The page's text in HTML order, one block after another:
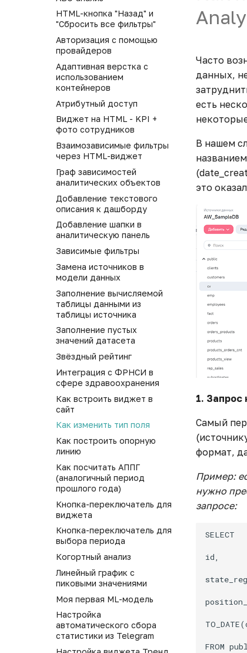
источника
Общий доступ
Действия пользователей
Работа с каталогами
Удаление модели
Клонирование модели
модели
Правила доступа
Наследуемые права
Действия пользователей
Настройка индексов
данных
Вычисляемые поля
Вычисляемые таблицы
ETL-редактор
Работа с каталогами
Расчетные агрегаты
Настройка
форматирования
Переменные
Параметры поля в
структуре
панели
Просмотр данных в модели
Удаление виджета
Клонирование виджета
Экспорт данных
Управление публичным
доступом
Наследуемые права
Действия пользователей
Замена модели
Просмотр виджетов
Предпросмотр панели
Управление структурой
Управление фильтрами
Закладки
Просмотр панели
Экспорт данных
Управление публичным
доступом
Email рассылки
Общий доступ
Наследуемые права
Действия пользователей
Фильтры
Переменные
Контейнеры
Вкладки
Кнопки
Изображения
Текст
Работа с каталогами
Провайдеры
Публичные ссылки
Настройка рассылки по
email
Публичные ссылки
Действия пользователей
HTML-кнопка "Назад" и
"Сбросить все фильтры"
Авторизация с помощью
провайдеров
Адаптивная верстка с
использованием
контейнеров
Атрибутный доступ
Виджет на HTML - KPI +
фото сотрудников
Взаимозависимые фильтры
через HTML-виджет
Граф зависимостей
аналитических объектов
Добавление текстового
описания к дашборду
Добавление шапки в
аналитическую панель
Зависимые фильтры
Замена источников в
модели данных
Заполнение вычисляемой
таблицы данными из
таблицы источника
Заполнение пустых
значений датасета
Звёздный рейтинг
Интеграция с ФРНСИ в
сфере здравоохранения
Как встроить виджет в
сайт
Как изменить тип поля
Как построить опорную
линию
Как посчитать АППГ
(аналогичный период
прошлого года)
Кнопка-переключатель для
виджета
Кнопка-переключатель для
выбора периода
Когортный анализ
Линейный график с
пиковыми значениями
Моя первая ML-модель
Настройка
автоматического сбора
статистики из Telegram
Часто
данных,
есть
В нашем
это
1. Запрос
Самый
формат,
Пример:
нужно
запросе:
SELECT
id,